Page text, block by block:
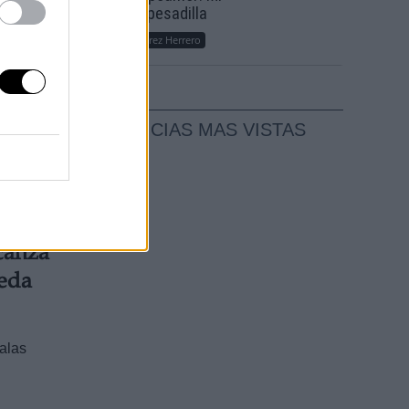
se
sueño, mi pesadilla
María Pérez Herrero
NOTICIAS MAS VISTAS